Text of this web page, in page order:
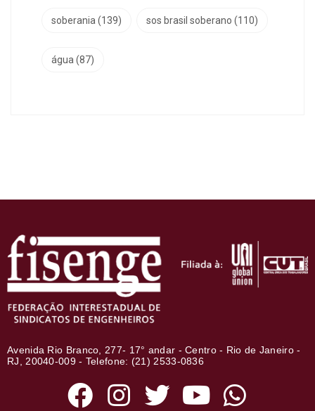
soberania(139) sos brasil soberano (110)
água(87)
Avenida Rio Branco, 277- 17° andar - Centro - Rio de Janeiro -
RJ, 20040-009 - Telefone: (21) 2533-0836